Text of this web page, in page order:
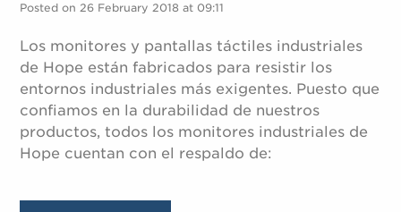
Posted on 26 February 2018 at 09:11
Los monitores y pantallas táctiles industriales
de Hope están fabricados para resistir los
entornos industriales más exigentes. Puesto que
confiamos en la durabilidad de nuestros
productos, todos los monitores industriales de
Hope cuentan con el respaldo de: